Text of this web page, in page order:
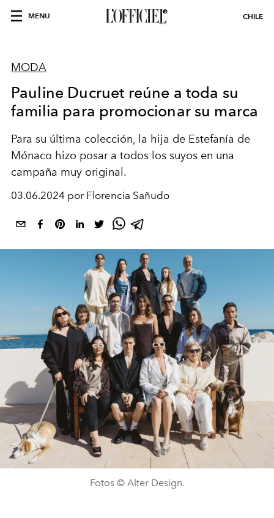
MENU CHILE
MODA
Pauline Ducruet reúne a toda su
familia para promocionar su marca
Para su última colección, la hija de Estefanía de
Mónaco hizo posar a todos los suyos en una
campaña muy original.
03.06.2024 por Florencia Sañudo
Fotos © Alter Design.